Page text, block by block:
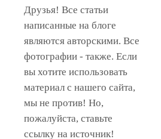
Друзья! Все статьи
написанные на блоге
являются авторскими. Все
фотографии - также. Если
вы хотите использовать
материал с нашего сайта,
мы не против! Но,
пожалуйста, ставьте
ссылку на источник!